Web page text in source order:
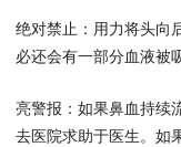
绝对禁止：用力将头向
必还会有一部分血液被
亮警报：如果鼻血持续
去医院求助于医生。如